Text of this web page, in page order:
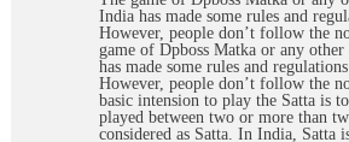
India has made some rules and
However, people don’t follow the
game of Dpboss Matka or any
has made some rules and
However, people don’t follow the
basic intension to play the Satta is
played between two or more than
considered as Satta. In India, Satta